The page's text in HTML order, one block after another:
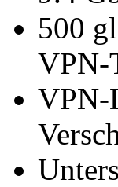
500
VPN-
VPN-